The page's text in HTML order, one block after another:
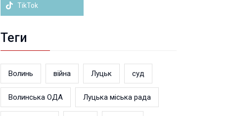
TikTok
Теги
Волинь війна Луцьк суд
Волинська ОДА Луцька міська рада